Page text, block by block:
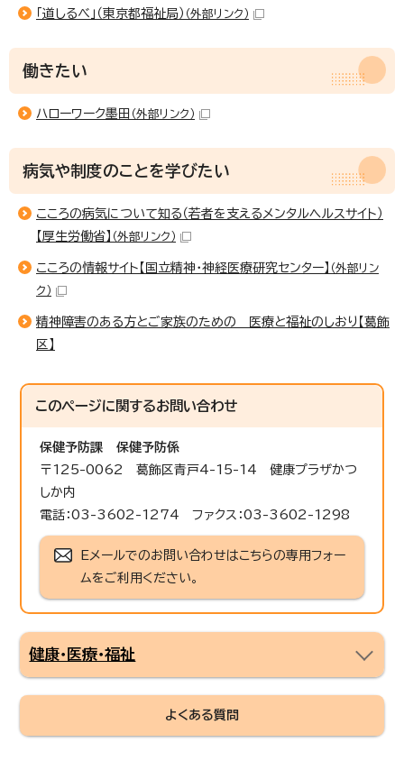
「道しるべ」（東京都福祉局） （外部リンク）
働きたい
ハローワーク墨田 （外部リンク）
病気や制度のことを学びたい
こころの病気について知る（若者を支えるメンタルヘルスサイト）
【厚生労働省】 （外部リンク）
こころの情報サイト【国立精神・神経医療研究センター】 （外部リン
ク）
精神障害のある方とご家族のための 医療と福祉のしおり【葛飾
区】
このページに関するお問い合わせ
保健予防課
保健予防係
〒125-0062 葛飾区青戸4-15-14 健康プラザかつ
しか内
電話：03-3602-1274 ファクス：03-3602-1298
Eメールでのお問い合わせはこちらの専用フォー
ムをご利用ください。
健康・医療・福祉
よくある質問